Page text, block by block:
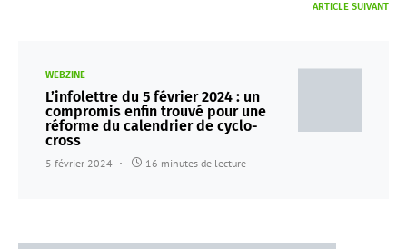
ARTICLE SUIVANT
WEBZINE
L’infolettre du 5 février 2024 : un
compromis enfin trouvé pour une
réforme du calendrier de cyclo-
cross
5 février 2024 16 minutes de lecture